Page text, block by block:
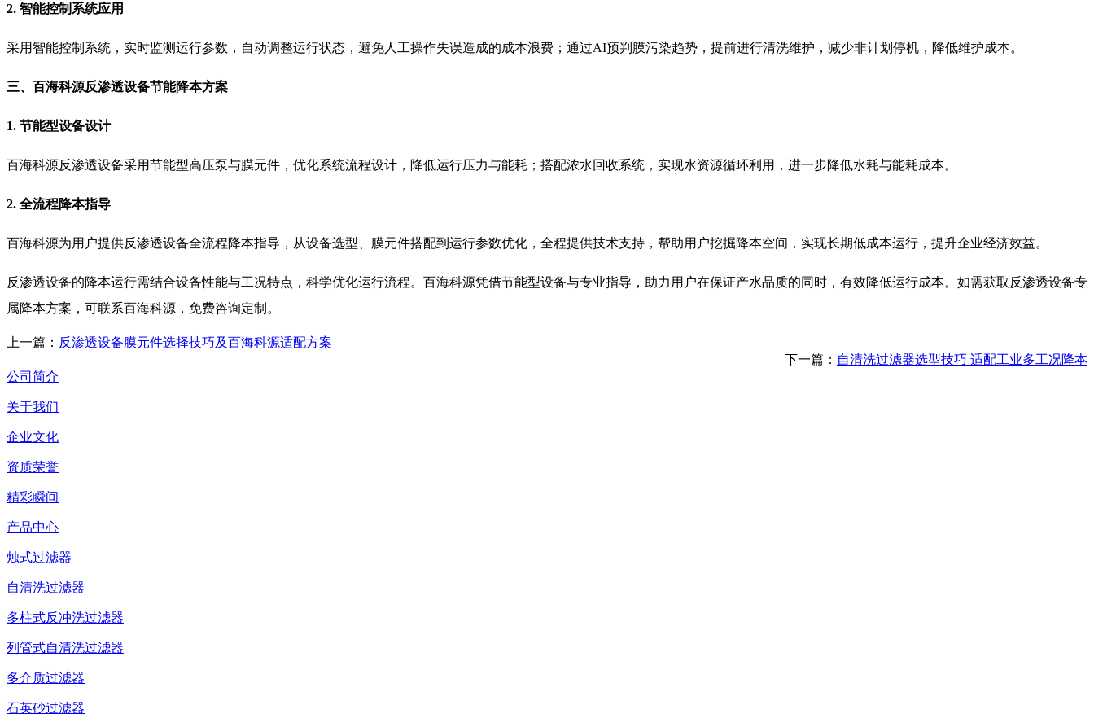
2. 智能控制系统应用
采用智能控制系统，实时监测运行参数，自动调整运行状态，避免人工操作失误造成的成本浪费；通过AI预判膜污染趋势，提前进行清洗维护，减少非计划停机，降低维护成本。
三、百海科源反渗透设备节能降本方案
1. 节能型设备设计
百海科源反渗透设备采用节能型高压泵与膜元件，优化系统流程设计，降低运行压力与能耗；搭配浓水回收系统，实现水资源循环利用，进一步降低水耗与能耗成本。
2. 全流程降本指导
百海科源为用户提供反渗透设备全流程降本指导，从设备选型、膜元件搭配到运行参数优化，全程提供技术支持，帮助用户挖掘降本空间，实现长期低成本运行，提升企业经济效益。
反渗透设备的降本运行需结合设备性能与工况特点，科学优化运行流程。百海科源凭借节能型设备与专业指导，助力用户在保证产水品质的同时，有效降低运行成本。如需获取反渗透设备专
属降本方案，可联系百海科源，免费咨询定制。
上一篇： 反渗透设备膜元件选择技巧及百海科源适配方案
下一篇： 自清洗过滤器选型技巧 适配工业多工况降本
公司简介
关于我们
企业文化
资质荣誉
精彩瞬间
产品中心
烛式过滤器
自清洗过滤器
多柱式反冲洗过滤器
列管式自清洗过滤器
多介质过滤器
石英砂过滤器